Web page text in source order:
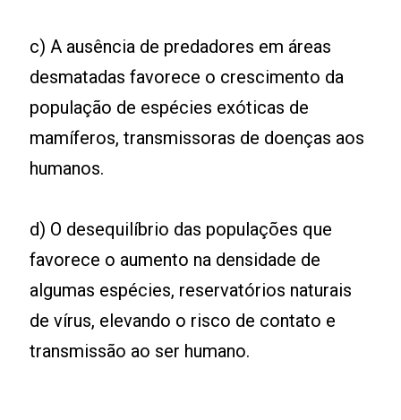
c) A ausência de predadores em áreas
desmatadas favorece o crescimento da
população de espécies exóticas de
mamíferos, transmissoras de doenças aos
humanos.
d) O desequilíbrio das populações que
favorece o aumento na densidade de
algumas espécies, reservatórios naturais
de vírus, elevando o risco de contato e
transmissão ao ser humano.